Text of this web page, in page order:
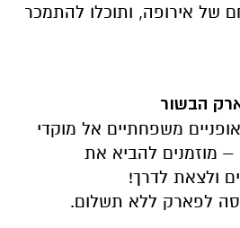
של אירופה, ותוכלו להתמכר
הבשור
משפחתיים אל מוקדי
מוזמנים להביא את
ולצאת לדרך!
לפארק ללא תשלום.